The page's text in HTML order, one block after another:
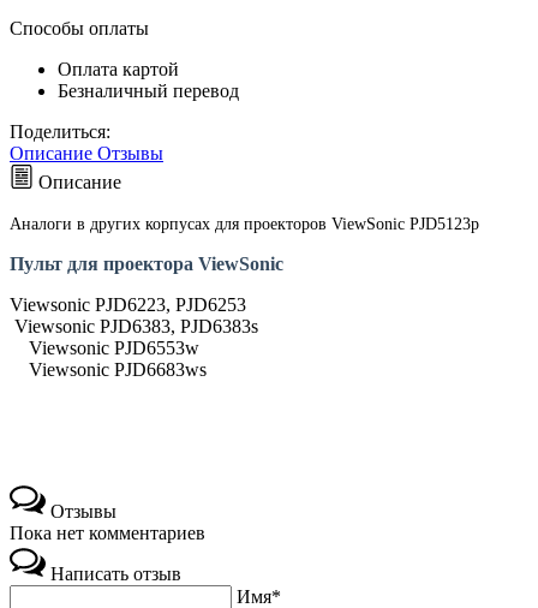
Способы оплаты
Оплата картой
Безналичный перевод
Поделиться:
Описание Отзывы
Описание
Аналоги в других корпусах для проекторов ViewSonic PJD5123p
Пульт для проектора ViewSonic
Viewsonic PJD6223, PJD6253
Viewsonic PJD6383, PJD6383s
Viewsonic PJD6553w
Viewsonic PJD6683ws
Отзывы
Пока нет комментариев
Написать отзыв
Имя*